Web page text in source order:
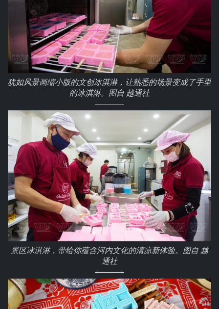
犹如风景画缩小版的文创冰淇淋，让熟悉的场景变成了手里
的冰淇淋。图自 越通社
景区冰淇淋，带给你蕴含河内文化的清凉新体验。图自 越
通社